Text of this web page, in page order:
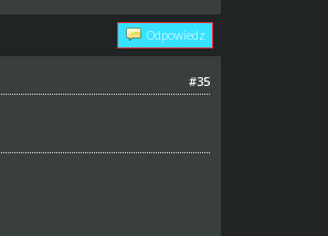
Odpowiedz
#35